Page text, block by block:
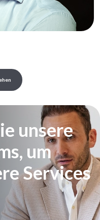
unsere
um
Services